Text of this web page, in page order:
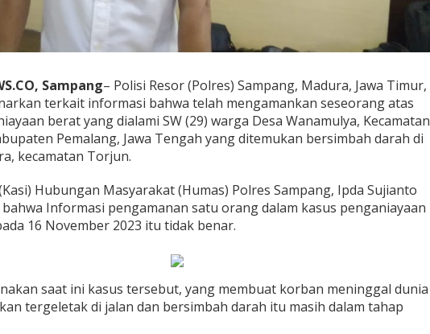
Sampang– Polisi Resor (Polres) Sampang, Madura, Jawa Timur,
terkait informasi bahwa telah mengamankan seseorang atas
berat yang dialami SW (29) warga Desa Wanamulya, Kecamatan
Pemalang, Jawa Tengah yang ditemukan bersimbah darah di
kecamatan Torjun.
Hubungan Masyarakat (Humas) Polres Sampang, Ipda Sujianto
Informasi pengamanan satu orang dalam kasus penganiayaan
16 November 2023 itu tidak benar.
saat ini kasus tersebut, yang membuat korban meninggal dunia
tergeletak di jalan dan bersimbah darah itu masih dalam tahap